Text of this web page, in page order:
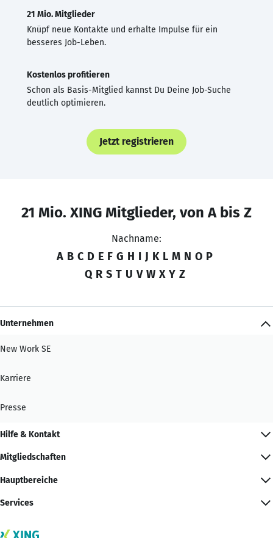
21 Mio. Mitglieder
Knüpf neue Kontakte und erhalte Impulse für ein
besseres Job-Leben.
Kostenlos profitieren
Schon als Basis-Mitglied kannst Du Deine Job-Suche
deutlich optimieren.
Jetzt registrieren
21 Mio. XING Mitglieder, von A bis Z
Nachname:
A B C D E F G H I J K L M N O P
Q R S T U V W X Y Z
Unternehmen
New Work SE
Karriere
Presse
Hilfe & Kontakt
Mitgliedschaften
Hauptbereiche
Services